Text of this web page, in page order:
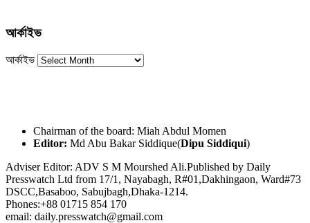
আর্কাইভ
আর্কাইভ
Chairman of the board: Miah Abdul Momen
Editor: Md Abu Bakar Siddique(Dipu Siddiqui)
Adviser Editor: ADV S M Mourshed Ali.Published by Daily
Presswatch Ltd from 17/1, Nayabagh, R#01,Dakhingaon, Ward#73
DSCC,Basaboo, Sabujbagh,Dhaka-1214.
Phones:+88 01715 854 170
email: daily.presswatch@gmail.com